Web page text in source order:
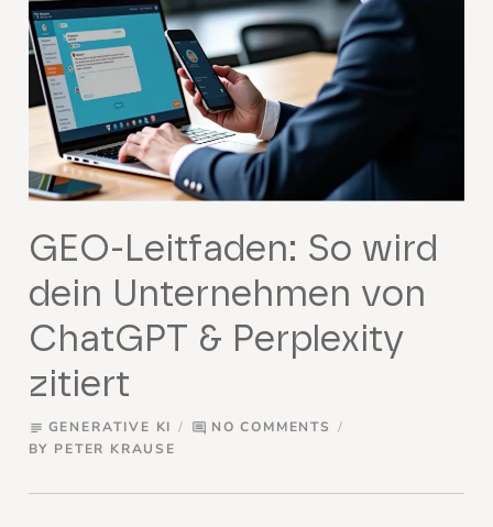
GEO-Leitfaden: So wird
dein Unternehmen von
ChatGPT & Perplexity
zitiert
subject GENERATIVE KI comment NO COMMENTS
BY PETER KRAUSE